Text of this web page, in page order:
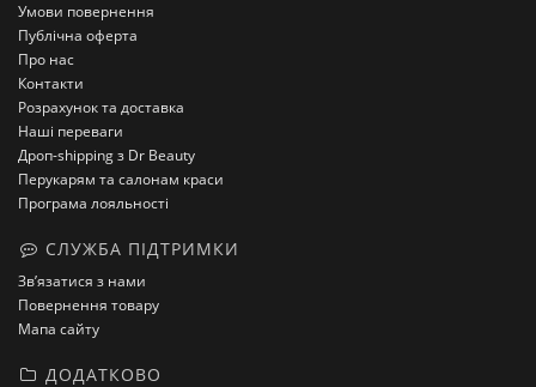
Умови повернення
Публічна оферта
Про нас
Контакти
Розрахунок та доставка
Наші переваги
Дроп-shipping з Dr Beauty
Перукарям та салонам краси
Програма лояльності
СЛУЖБА ПІДТРИМКИ
Зв’язатися з нами
Повернення товару
Мапа сайту
ДОДАТКОВО